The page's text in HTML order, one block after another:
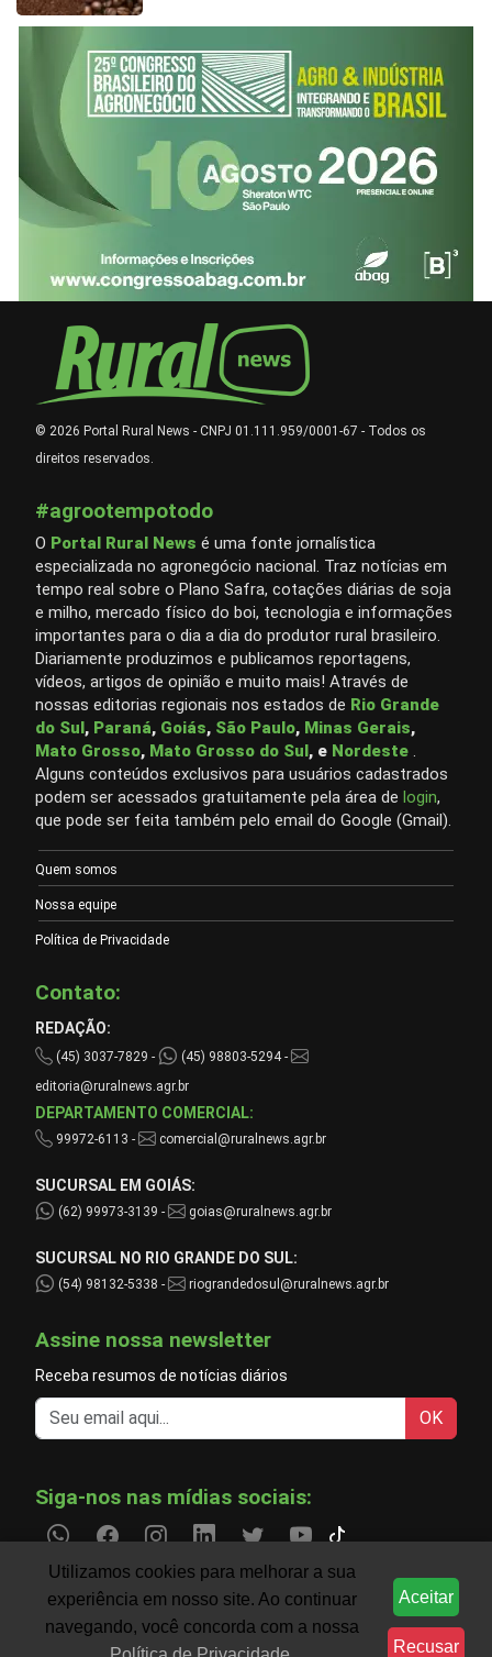
© 2026 Portal Rural News - CNPJ 01.111.959/0001-67 - Todos os
direitos reservados.
#agrootempotodo
O Portal Rural News é uma fonte jornalística
especializada no agronegócio nacional. Traz notícias em
tempo real sobre o Plano Safra, cotações diárias de soja
e milho, mercado físico do boi, tecnologia e informações
importantes para o dia a dia do produtor rural brasileiro.
Diariamente produzimos e publicamos reportagens,
vídeos, artigos de opinião e muito mais! Através de
nossas editorias regionais nos estados de Rio Grande
do Sul , Paraná, Goiás, São Paulo, Minas Gerais,
Mato Grosso, Mato Grosso do Sul , e Nordeste .
Alguns conteúdos exclusivos para usuários cadastrados
podem ser acessados gratuitamente pela área de login,
que pode ser feita também pelo email do Google (Gmail).
Quem somos
Nossa equipe
Política de Privacidade
Contato:
REDAÇÃO:
(45) 3037-7829 -
(45) 98803-5294 -
editoria@ruralnews.agr.br
DEPARTAMENTO COMERCIAL:
99972-6113 - comercial@ruralnews.agr.br
SUCURSAL EM GOIÁS:
(62) 99973-3139 - goias@ruralnews.agr.br
SUCURSAL NO RIO GRANDE DO SUL:
(54) 98132-5338 - riograndedosul@ruralnews.agr.br
Assine nossa newsletter
Receba resumos de notícias diários
OK
Siga-nos nas mídias sociais:
Utilizamos cookies para melhorar a sua
experiência em nosso site. Ao continuar
navegando, você concorda com a nossa
Aceitar
Recusar
CLIMA Informações do agronegócio temporariamente